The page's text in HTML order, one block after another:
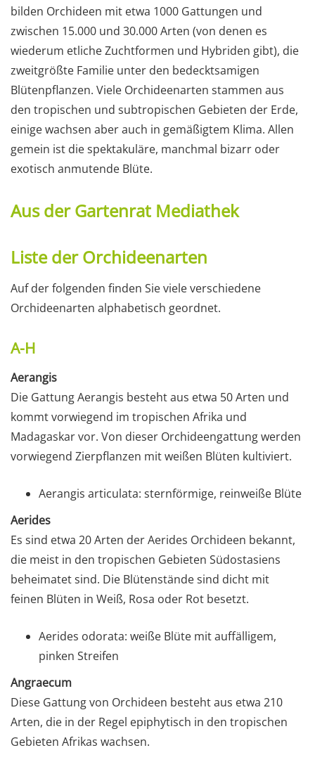
bilden Orchideen mit etwa 1000 Gattungen und
zwischen 15.000 und 30.000 Arten (von denen es
wiederum etliche Zuchtformen und Hybriden gibt), die
zweitgrößte Familie unter den bedecktsamigen
Blütenpflanzen. Viele Orchideenarten stammen aus
den tropischen und subtropischen Gebieten der Erde,
einige wachsen aber auch in gemäßigtem Klima. Allen
gemein ist die spektakuläre, manchmal bizarr oder
exotisch anmutende Blüte.
Aus der Gartenrat Mediathek
Liste der Orchideenarten
Auf der folgenden finden Sie viele verschiedene
Orchideenarten alphabetisch geordnet.
A-H
Aerangis
Die Gattung Aerangis besteht aus etwa 50 Arten und
kommt vorwiegend im tropischen Afrika und
Madagaskar vor. Von dieser Orchideengattung werden
vorwiegend Zierpflanzen mit weißen Blüten kultiviert.
Aerangis articulata: sternförmige, reinweiße Blüte
Aerides
Es sind etwa 20 Arten der Aerides Orchideen bekannt,
die meist in den tropischen Gebieten Südostasiens
beheimatet sind. Die Blütenstände sind dicht mit
feinen Blüten in Weiß, Rosa oder Rot besetzt.
Aerides odorata: weiße Blüte mit auffälligem,
pinken Streifen
Angraecum
Diese Gattung von Orchideen besteht aus etwa 210
Arten, die in der Regel epiphytisch in den tropischen
Gebieten Afrikas wachsen.